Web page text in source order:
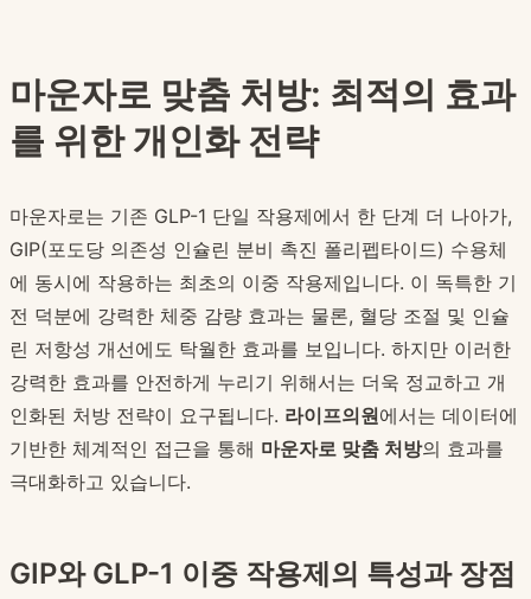
마운자로 맞춤 처방: 최적의 효과
를 위한 개인화 전략
마운자로는 기존 GLP-1 단일 작용제에서 한 단계 더 나아가,
GIP(포도당 의존성 인슐린 분비 촉진 폴리펩타이드) 수용체
에 동시에 작용하는 최초의 이중 작용제입니다. 이 독특한 기
전 덕분에 강력한 체중 감량 효과는 물론, 혈당 조절 및 인슐
린 저항성 개선에도 탁월한 효과를 보입니다. 하지만 이러한
강력한 효과를 안전하게 누리기 위해서는 더욱 정교하고 개
인화된 처방 전략이 요구됩니다. 라이프의원에서는 데이터에
기반한 체계적인 접근을 통해 마운자로 맞춤 처방의 효과를
극대화하고 있습니다.
GIP와 GLP-1 이중 작용제의 특성과 장점